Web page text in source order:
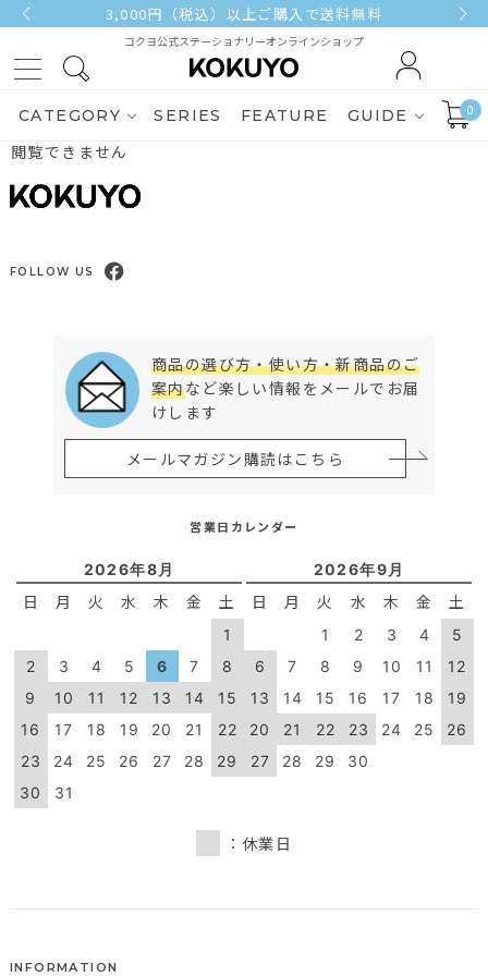
3,000円（税込）以上ご購入で送料無料
コクヨ公式ステーショナリーオンラインショップ
CATEGORY SERIES FEATURE GUIDE 0
閲覧できません
FOLLOW US
商品の選び方・使い方・新商品のご
案内など楽しい情報をメールでお届
けします
メールマガジン購読はこちら
営業日カレンダー
2026年8月
日 月 火 水 木 金 土
1
2
3 4 5 6 7
8
9
10 11 12 13 14
15
16
17 18 19 20 21
22
23
24 25 26 27 28
29
30
31
2026年9月
日 月 火 水 木 金 土
1 2 3 4
5
6
7 8 9 10 11
12
13
14 15 16 17 18
19
20
21 22 23 24 25
26
27
28 29 30
：休業日
INFORMATION